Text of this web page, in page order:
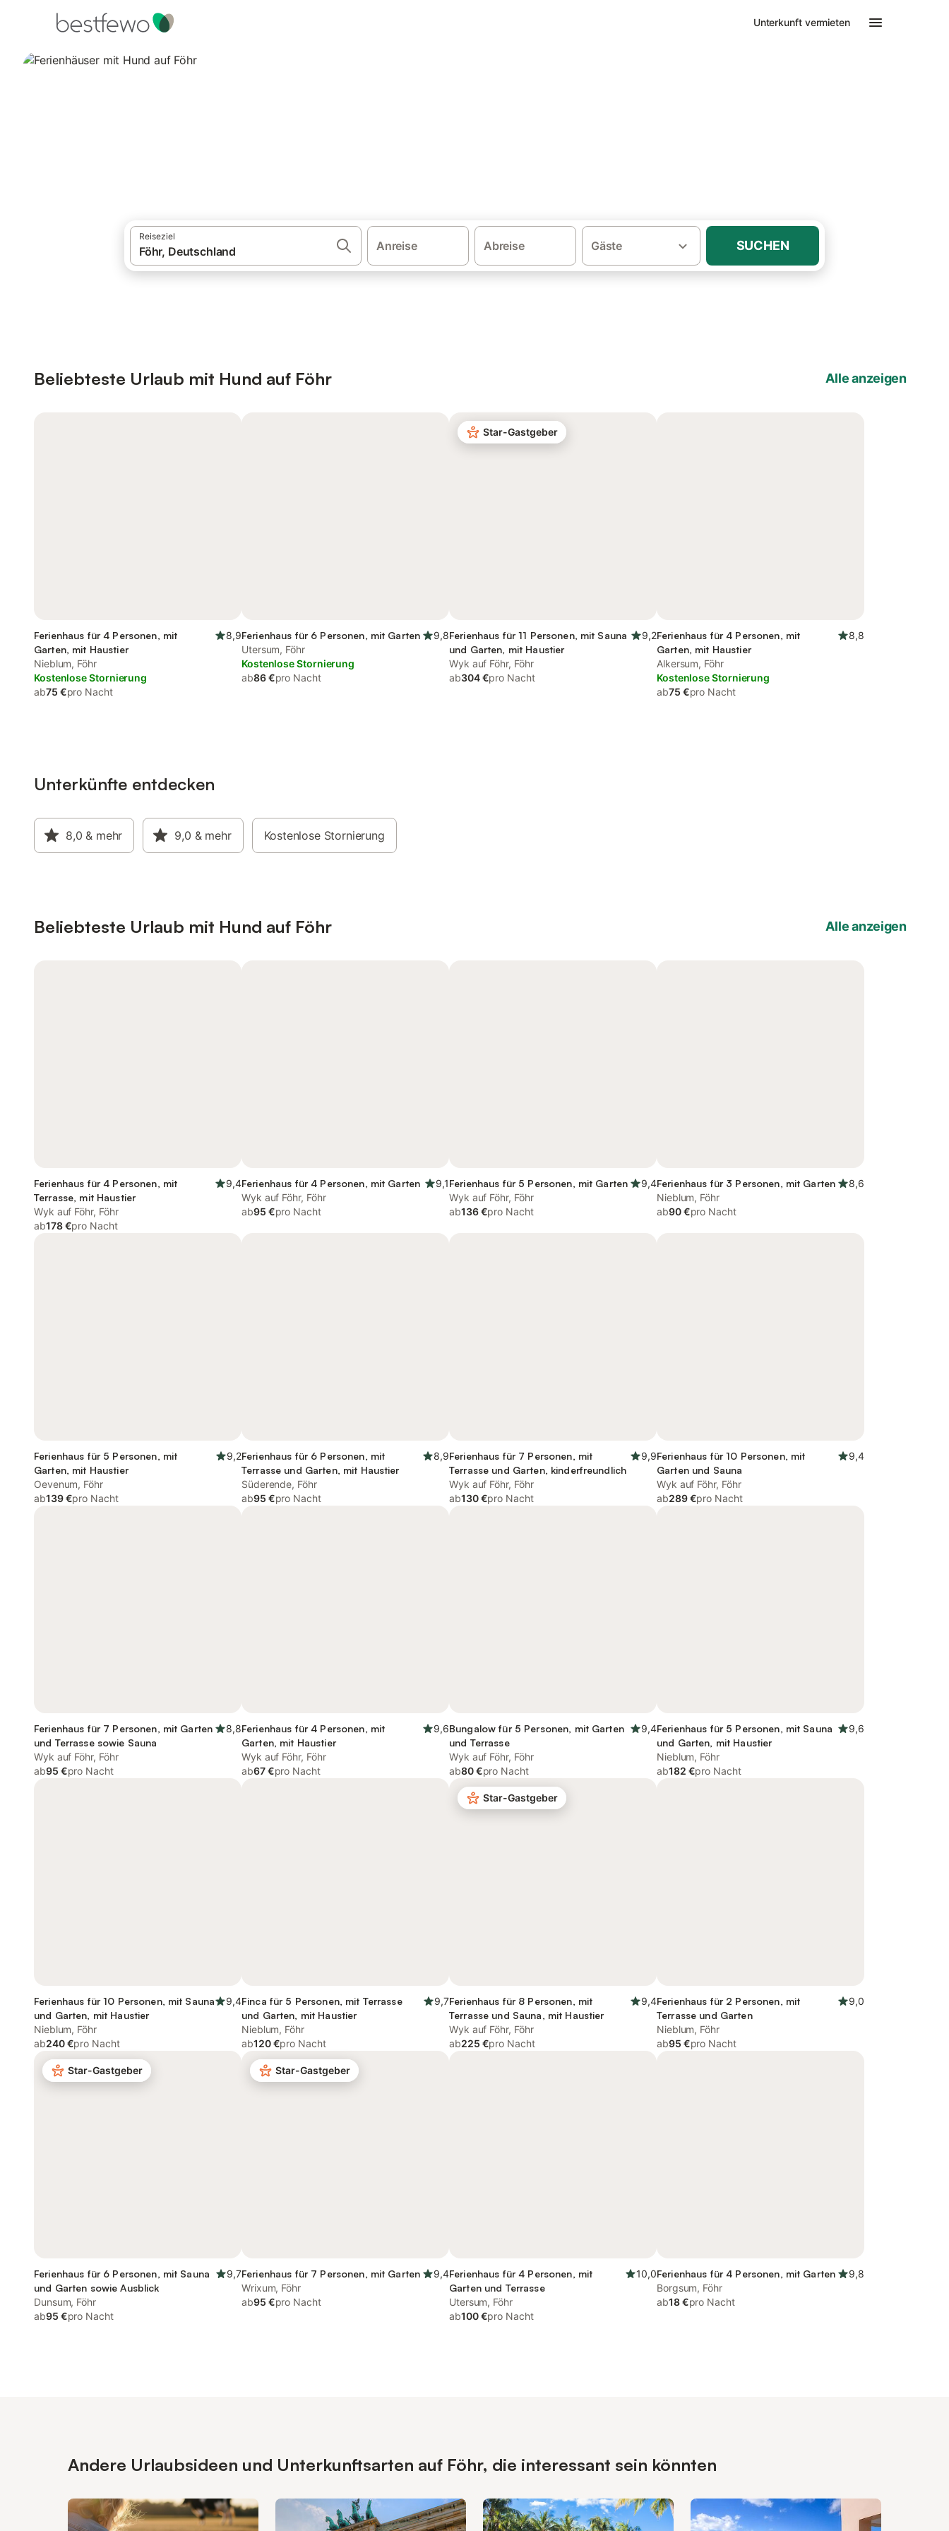
Unterkunft vermieten
Reiseziel
Anreise Abreise Gäste SUCHEN
Beliebteste Urlaub mit Hund auf Föhr Alle anzeigen
Ferienhaus für 4 Personen, mit
Garten, mit Haustier
8,9
Nieblum, Föhr
Kostenlose Stornierung
ab75 €pro Nacht
Ferienhaus für 6 Personen, mit Garten
9,8
Utersum, Föhr
Kostenlose Stornierung
ab86 €pro Nacht
Star-Gastgeber
Ferienhaus für 11 Personen, mit Sauna
und Garten, mit Haustier
9,2
Wyk auf Föhr, Föhr
ab304 €pro Nacht
Ferienhaus für 4 Personen, mit
Garten, mit Haustier
8,8
Alkersum, Föhr
Kostenlose Stornierung
ab75 €pro Nacht
Unterkünfte entdecken
8,0 & mehr 9,0 & mehr Kostenlose Stornierung
Beliebteste Urlaub mit Hund auf Föhr Alle anzeigen
Ferienhaus für 4 Personen, mit
Terrasse, mit Haustier
9,4
Wyk auf Föhr, Föhr
ab178 €pro Nacht
Ferienhaus für 4 Personen, mit Garten
9,1
Wyk auf Föhr, Föhr
ab95 €pro Nacht
Ferienhaus für 5 Personen, mit Garten
9,4
Wyk auf Föhr, Föhr
ab136 €pro Nacht
Ferienhaus für 3 Personen, mit Garten
8,6
Nieblum, Föhr
ab90 €pro Nacht
Ferienhaus für 5 Personen, mit
Garten, mit Haustier
9,2
Oevenum, Föhr
ab139 €pro Nacht
Ferienhaus für 6 Personen, mit
Terrasse und Garten, mit Haustier
8,9
Süderende, Föhr
ab95 €pro Nacht
Ferienhaus für 7 Personen, mit
Terrasse und Garten, kinderfreundlich
9,9
Wyk auf Föhr, Föhr
ab130 €pro Nacht
Ferienhaus für 10 Personen, mit
Garten und Sauna
9,4
Wyk auf Föhr, Föhr
ab289 €pro Nacht
Ferienhaus für 7 Personen, mit Garten
und Terrasse sowie Sauna
8,8
Wyk auf Föhr, Föhr
ab95 €pro Nacht
Ferienhaus für 4 Personen, mit
Garten, mit Haustier
9,6
Wyk auf Föhr, Föhr
ab67 €pro Nacht
Bungalow für 5 Personen, mit Garten
und Terrasse
9,4
Wyk auf Föhr, Föhr
ab80 €pro Nacht
Ferienhaus für 5 Personen, mit Sauna
und Garten, mit Haustier
9,6
Nieblum, Föhr
ab182 €pro Nacht
Ferienhaus für 10 Personen, mit Sauna
und Garten, mit Haustier
9,4
Nieblum, Föhr
ab240 €pro Nacht
Finca für 5 Personen, mit Terrasse
und Garten, mit Haustier
9,7
Nieblum, Föhr
ab120 €pro Nacht
Star-Gastgeber
Ferienhaus für 8 Personen, mit
Terrasse und Sauna, mit Haustier
9,4
Wyk auf Föhr, Föhr
ab225 €pro Nacht
Ferienhaus für 2 Personen, mit
Terrasse und Garten
9,0
Nieblum, Föhr
ab95 €pro Nacht
Star-Gastgeber
Ferienhaus für 6 Personen, mit Sauna
und Garten sowie Ausblick
9,7
Dunsum, Föhr
ab95 €pro Nacht
Star-Gastgeber
Ferienhaus für 7 Personen, mit Garten
9,4
Wrixum, Föhr
ab95 €pro Nacht
Ferienhaus für 4 Personen, mit
Garten und Terrasse
10,0
Utersum, Föhr
ab100 €pro Nacht
Ferienhaus für 4 Personen, mit Garten
9,8
Borgsum, Föhr
ab18 €pro Nacht
Andere Urlaubsideen und Unterkunftsarten auf Föhr, die interessant sein könnten